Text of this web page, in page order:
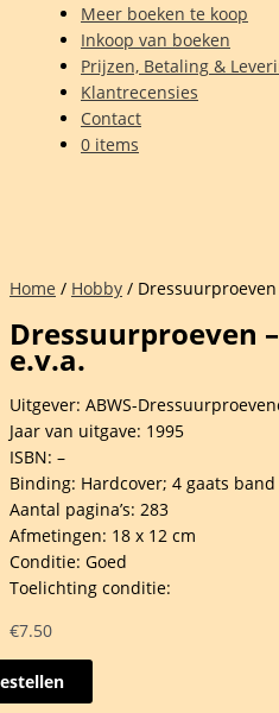
Meer boeken te koop
Inkoop van boeken
Prijzen, Betaling &
Klantrecensies
Contact
0 items
Home / Hobby / Dressuurproeven
Dressuurproeven
e.v.a.
Uitgever: ABWS-
Jaar van uitgave: 1995
ISBN: –
Binding: Hardcover; 4 gaats band
Aantal pagina’s: 283
Afmetingen: 18 x 12 cm
Conditie: Goed
Toelichting conditie:
€7.50